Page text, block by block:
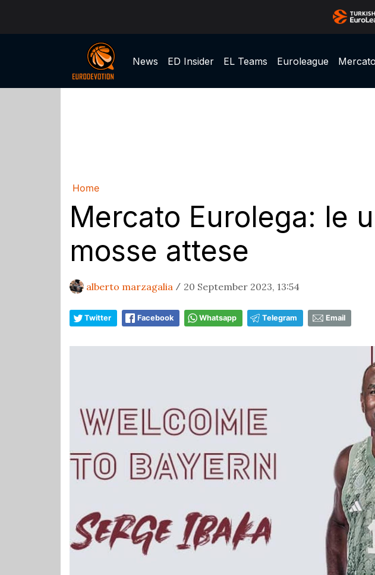
News ED Insider EL Teams Euroleague Mercato
Home
Mercato Eurolega: le
mosse attese
alberto marzagalia / 20 September 2023, 13:54
Twitter Facebook Whatsapp Telegram Email